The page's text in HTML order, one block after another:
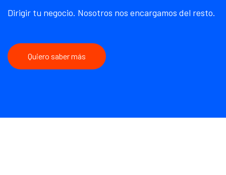
Dirigir tu negocio. Nosotros nos encargamos del resto.
Quiero saber más